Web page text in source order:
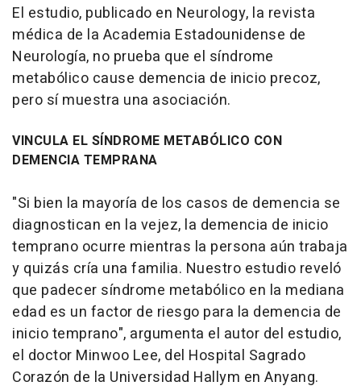
El estudio, publicado en Neurology, la revista
médica de la Academia Estadounidense de
Neurología, no prueba que el síndrome
metabólico cause demencia de inicio precoz,
pero sí muestra una asociación.
VINCULA EL SÍNDROME METABÓLICO CON
DEMENCIA TEMPRANA
"Si bien la mayoría de los casos de demencia se
diagnostican en la vejez, la demencia de inicio
temprano ocurre mientras la persona aún trabaja
y quizás cría una familia. Nuestro estudio reveló
que padecer síndrome metabólico en la mediana
edad es un factor de riesgo para la demencia de
inicio temprano", argumenta el autor del estudio,
el doctor Minwoo Lee, del Hospital Sagrado
Corazón de la Universidad Hallym en Anyang.